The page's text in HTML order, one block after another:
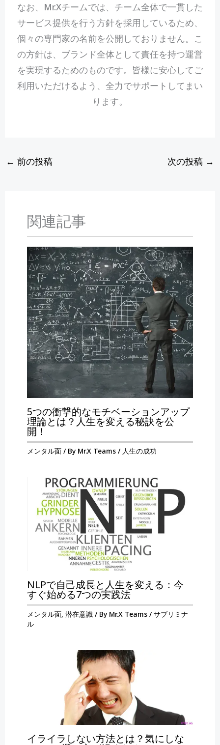
なお、Mr.Xチームでは、チーム全体で一貫した
サービス提供を行う方針を採用しているため、
個々の専門家の名前を公開しておりません。こ
の方針は、ブランド全体として責任を持つ運営
を実現するためのものです。皆様に安心してご
利用いただけるよう、全力でサポートしてまい
ります。
← 前の投稿 次の投稿 →
関連記事
5つの衝撃的なモチベーションアップ
理論とは？人生を変える秘訣を公
開！
メンタル面/ By Mr.X Teams / 人生の成功
NLPで自己成長と人生を変える：今
すぐ始める7つの実践法
メンタル面, 潜在意識/ By Mr.X Teams / サブリミナ
ル
イライラしない方法とは？気にしな